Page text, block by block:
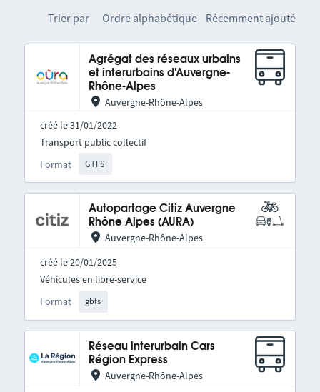
Trier par Ordre alphabétique Récemment ajouté
Agrégat des réseaux urbains
et interurbains d'Auvergne-
Rhône-Alpes
Auvergne-Rhône-Alpes
créé le 31/01/2022
Format GTFS
Transport public collectif
Autopartage Citiz Auvergne
Rhône Alpes (AURA)
Auvergne-Rhône-Alpes
créé le 20/01/2025
Format gbfs
Véhicules en libre-service
Réseau interurbain Cars
Région Express
Auvergne-Rhône-Alpes